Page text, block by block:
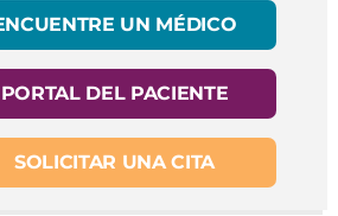
of Obstetrics and Gynecology.
pregnancy.Enlace
of Obstetrics and Gynecology.
can I drink while pregnant?
Fatigue during pregnancy.
UN MÉDICO
PORTAL DEL PACIENTE
SOLICITAR UNA CITA